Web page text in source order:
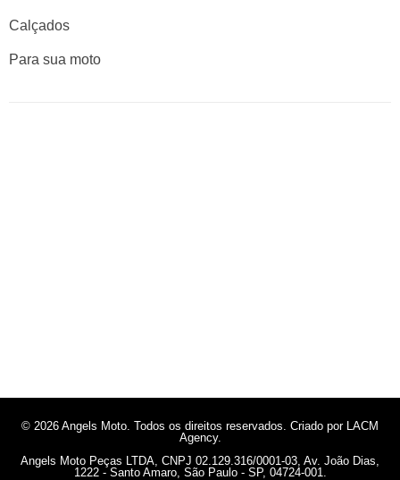
Calçados
Para sua moto
© 2026 Angels Moto. Todos os direitos reservados. Criado por LACM
Agency.
Angels Moto Peças LTDA, CNPJ 02.129.316/0001-03, Av. João Dias,
1222 - Santo Amaro, São Paulo - SP, 04724-001.